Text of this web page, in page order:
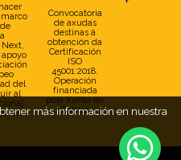
Camión XL
Camion tautliner (28)
Campaña electoral (2)
Capota
capota fija a pared (17)
marco
Next,
del
al
su
Convocatoria
de axudas
destinas á
obtención da
Certificación
ISO
45001:2018.
Operación
financiada
pola Xunta de
Galicia
más información en nuestra